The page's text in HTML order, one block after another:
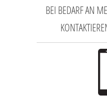
BEI BEDARF AN